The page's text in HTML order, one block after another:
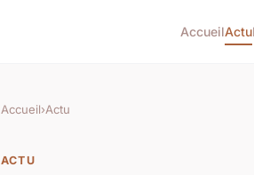
AccueilActu
Accueil›Actu
ACTU